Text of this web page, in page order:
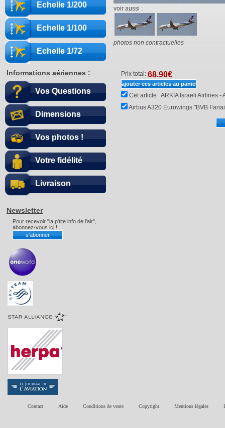
Echelle 1/200
Echelle 1/100
Echelle 1/72
Informations aériennes :
Vos Questions
Dimensions
Vos photos !
Votre fidélité
Livraison
Newsletter
Pour recevoir "la p'tite info de l'air",
abonnez-vous ici !
voir aussi :
photos non contractuelles
Prix total: 68.90€
Cet article :ARKIA Israeli Airlines -
Airbus A320 Eurowings "BVB
Contact Aide Conditions de vente Copyright Mentions légales